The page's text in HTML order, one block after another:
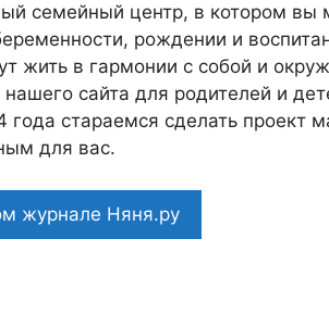
семейный центр, в котором
рождении и
жить в гармонии с собой и
сайта для родителей и
года стараемся сделать проект
для вас.
журнале Няня.ру